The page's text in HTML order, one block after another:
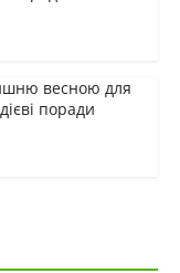
весною для
поради